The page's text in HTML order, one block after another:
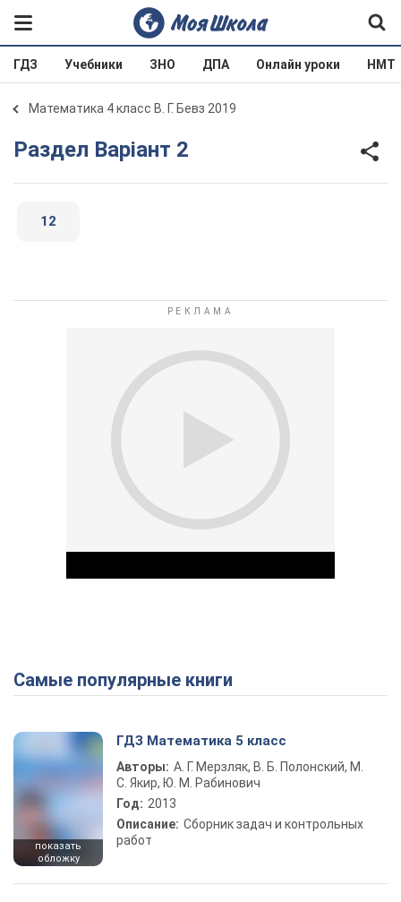
ГДЗ Учебники ЗНО ДПА Онлайн уроки НМТ
Математика 4 класс В. Г. Бевз 2019
Раздел Варіант 2
12
Play Video
Самые популярные книги
показать
обложку
ГДЗ Математика 5 класс
Авторы: А. Г. Мерзляк, В. Б. Полонский, М.
С. Якир, Ю. М. Рабинович
Год: 2013
Описание: Сборник задач и контрольных
работ